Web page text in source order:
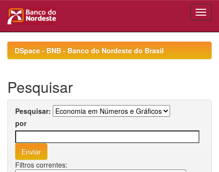
navigationDSpace - BNB - Banco do Nordeste do Brasil
Pesquisar
Pesquisar:
por
Filtros correntes: